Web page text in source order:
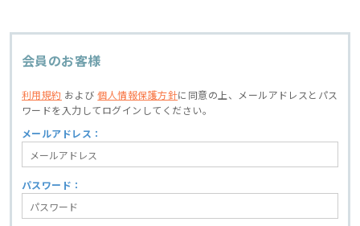
会員のお客様
利用規約 および個人情報保護方針に同意の上、
メールアドレスとパス
ワードを入力してログインしてください。
メールアドレス：
パスワード：